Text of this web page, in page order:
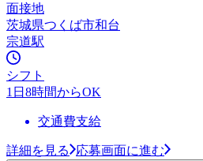
面接地
茨城県つくば市和台
宗道駅
シフト
1日8時間からOK
交通費支給
詳細を見る 応募画面に進む